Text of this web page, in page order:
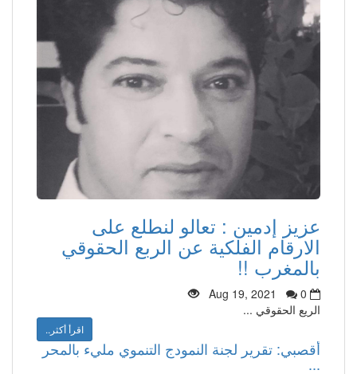
عزيز إدمين : تعالو لنطلع على
الارقام الفلكية عن الربع الحقوقي
بالمغرب !!
Aug 19, 2021
0
الريع الحقوقي ...
اقرأ أكثر..
أقصبي: تقرير لجنة النمودج التنموي مليء بالمحر